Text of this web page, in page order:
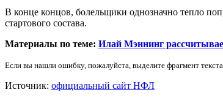
В конце концов, болельщики однозначно тепло
стартового состава.
Материалы по теме: Илай Мэннинг
Если вы нашли ошибку, пожалуйста, выделите фрагмент
Источник: официальный сайт НФЛ